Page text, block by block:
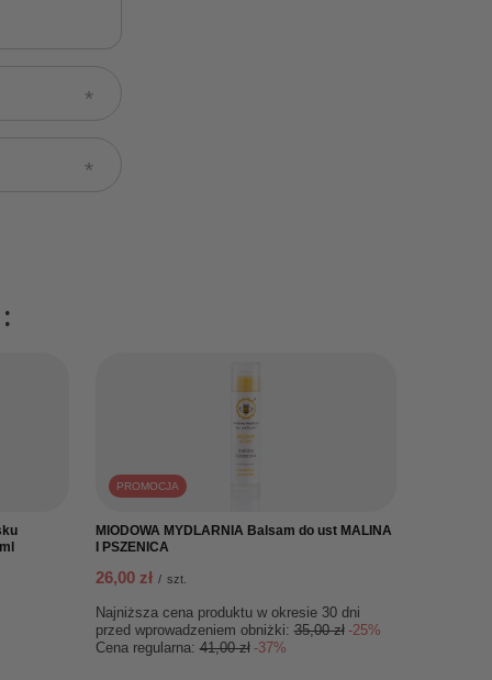
PROMOCJA
MIODOWA MYDLARNIA Balsam do ust MALINA
I PSZENICA
26,00 zł / szt.
Najniższa cena produktu w okresie 30 dni
przed wprowadzeniem obniżki:35,00 zł -25%
Cena regularna:41,00 zł -37%